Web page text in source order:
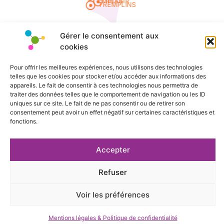
Gérer le consentement aux
cookies
Pour offrir les meilleures expériences, nous utilisons des technologies
telles que les cookies pour stocker et/ou accéder aux informations des
appareils. Le fait de consentir à ces technologies nous permettra de
traiter des données telles que le comportement de navigation ou les ID
uniques sur ce site. Le fait de ne pas consentir ou de retirer son
consentement peut avoir un effet négatif sur certaines caractéristiques et
fonctions.
Accepter
Refuser
Voir les préférences
Mentions légales & Politique de confidentialité
TREMPLINS
Sélestat
Association
sociale et
solidaire
Mentions légales & Politique de